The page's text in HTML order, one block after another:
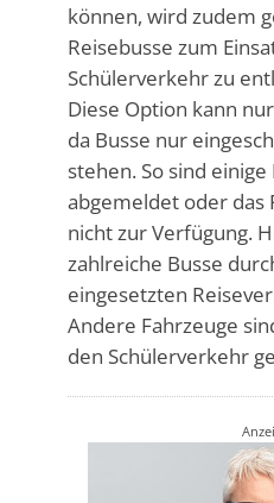
können, wird zudem
Reisebusse zum
Schülerverkehr zu
Diese Option kann
da Busse nur
stehen. So sind einige
abgemeldet oder das
nicht zur Verfügung.
zahlreiche Busse
eingesetzten
Andere Fahrzeuge
den Schülerverkehr